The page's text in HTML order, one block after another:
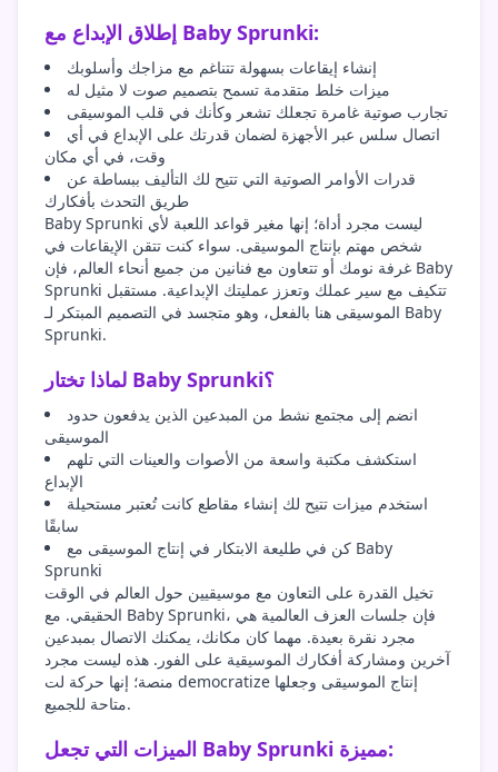
إطلاق الإبداع مع Baby Sprunki:
إنشاء إيقاعات بسهولة تتناغم مع مزاجك وأسلوبك
ميزات خلط متقدمة تسمح بتصميم صوت لا مثيل له
تجارب صوتية غامرة تجعلك تشعر وكأنك في قلب الموسيقى
اتصال سلس عبر الأجهزة لضمان قدرتك على الإبداع في أي
وقت، في أي مكان
قدرات الأوامر الصوتية التي تتيح لك التأليف ببساطة عن
طريق التحدث بأفكارك
Baby Sprunki ليست مجرد أداة؛ إنها مغير قواعد اللعبة لأي
شخص مهتم بإنتاج الموسيقى. سواء كنت تتقن الإيقاعات في
غرفة نومك أو تتعاون مع فنانين من جميع أنحاء العالم، فإن Baby
Sprunki تتكيف مع سير عملك وتعزز عمليتك الإبداعية. مستقبل
الموسيقى هنا بالفعل، وهو متجسد في التصميم المبتكر لـ Baby
Sprunki.
لماذا تختار Baby Sprunki؟
انضم إلى مجتمع نشط من المبدعين الذين يدفعون حدود
الموسيقى
استكشف مكتبة واسعة من الأصوات والعينات التي تلهم
الإبداع
استخدم ميزات تتيح لك إنشاء مقاطع كانت تُعتبر مستحيلة
سابقًا
كن في طليعة الابتكار في إنتاج الموسيقى مع Baby
Sprunki
تخيل القدرة على التعاون مع موسيقيين حول العالم في الوقت
الحقيقي. مع Baby Sprunki، فإن جلسات العزف العالمية هي
مجرد نقرة بعيدة. مهما كان مكانك، يمكنك الاتصال بمبدعين
آخرين ومشاركة أفكارك الموسيقية على الفور. هذه ليست مجرد
منصة؛ إنها حركة لت democratize إنتاج الموسيقى وجعلها
متاحة للجميع.
الميزات التي تجعل Baby Sprunki مميزة: